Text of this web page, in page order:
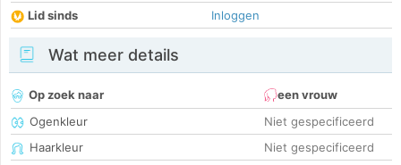
Lid sinds
Inloggen
Wat meer details
Op zoek naar
een vrouw
Ogenkleur
Niet gespecificeerd
Haarkleur
Niet gespecificeerd